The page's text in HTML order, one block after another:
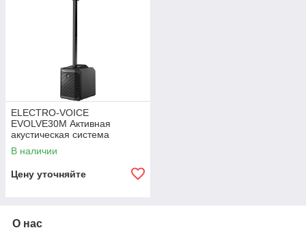
ELECTRO-VOICE
EVOLVE30M Активная
акустическая система
колонного типа
В наличии
Цену уточняйте
О нас